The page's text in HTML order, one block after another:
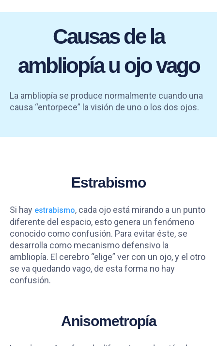
Causas de la
ambliopía u ojo vago
La ambliopía se produce normalmente cuando una
causa “entorpece” la visión de uno o los dos ojos.
Estrabismo
Si hay estrabismo, cada ojo está mirando a un punto
diferente del espacio, esto genera un fenómeno
conocido como confusión. Para evitar éste, se
desarrolla como mecanismo defensivo la
ambliopía. El cerebro “elige” ver con un ojo, y el otro
se va quedando vago, de esta forma no hay
confusión.
Anisometropía